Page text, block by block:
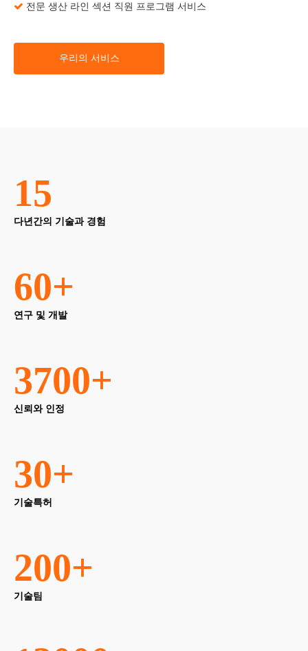
 전문 생산 라인 섹션 직원 프로그램 서비스
우리의 서비스
15
다년간의 기술과 경험
60+
연구 및 개발
3700+
신뢰와 인정
30+
기술특허
200+
기술팀